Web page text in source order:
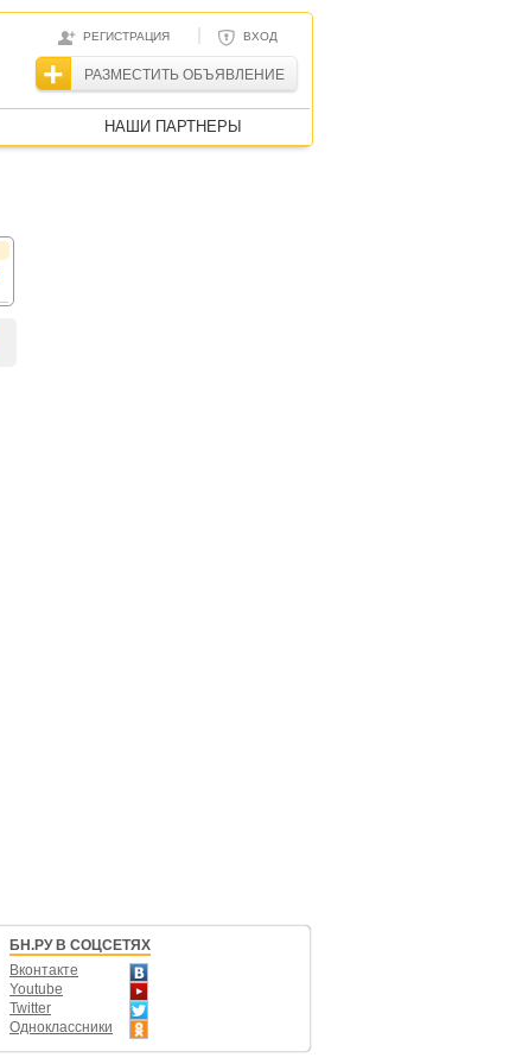
РЕГИСТРАЦИЯ | ВХОД
РАЗМЕСТИТЬ ОБЪЯВЛЕНИЕ
НАШИ ПАРТНЕРЫ
БН.РУ В СОЦСЕТЯХ
Вконтакте
Youtube
Twitter
Одноклассники